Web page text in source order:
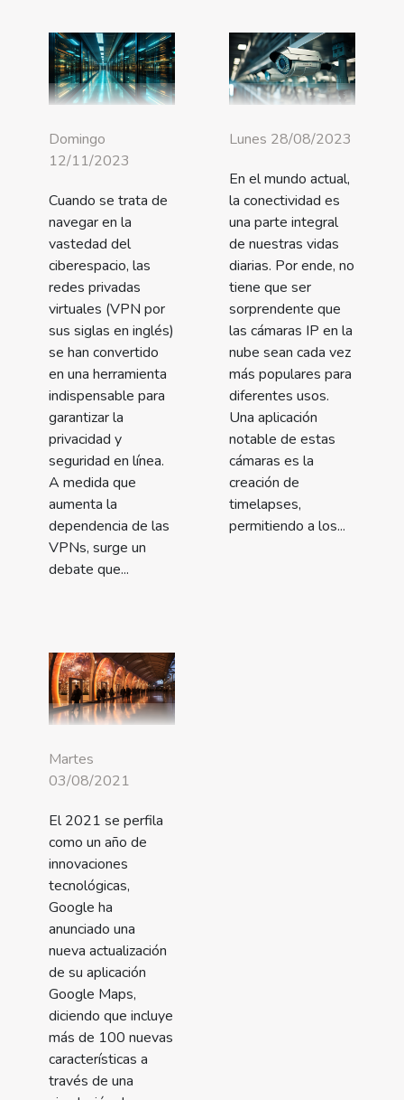
Domingo
12/11/2023
Cuando se trata de
navegar en la
vastedad del
ciberespacio, las
redes privadas
virtuales (VPN por
sus siglas en inglés)
se han convertido
en una herramienta
indispensable para
garantizar la
privacidad y
seguridad en línea.
A medida que
aumenta la
dependencia de las
VPNs, surge un
debate que...
Lunes 28/08/2023
En el mundo actual,
la conectividad es
una parte integral
de nuestras vidas
diarias. Por ende, no
tiene que ser
sorprendente que
las cámaras IP en la
nube sean cada vez
más populares para
diferentes usos.
Una aplicación
notable de estas
cámaras es la
creación de
timelapses,
permitiendo a los...
Martes
03/08/2021
El 2021 se perfila
como un año de
innovaciones
tecnológicas,
Google ha
anunciado una
nueva actualización
de su aplicación
Google Maps,
diciendo que incluye
más de 100 nuevas
características a
través de una